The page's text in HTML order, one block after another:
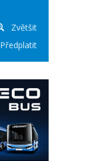
Zvětšit
Předplatit